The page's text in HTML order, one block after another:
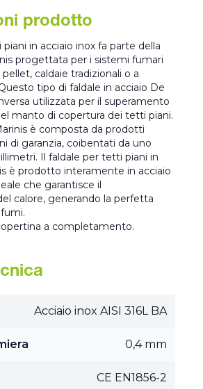
prodotto
in acciaio inox fa parte della
progettata per i sistemi fumari
caldaie tradizionali o a
tipo di faldale in acciaio De
utilizzata per il superamento
manto di copertura dei tetti piani.
è composta da prodotti
di garanzia, coibentati da uno
Il faldale per tetti piani in
è prodotto interamente in acciaio
che garantisce il
calore, generando la perfetta
a completamento.
Acciaio inox AISI 316L BA
0,4 mm
CE EN1856-2